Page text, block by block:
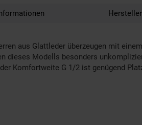
aus Glattleder überzeugen mit
dieses Modells besonders
Komfortweite G 1/2 ist genügend